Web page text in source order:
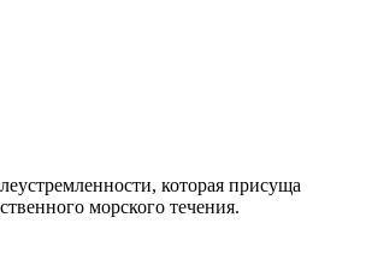
которая присуща
морского течения.